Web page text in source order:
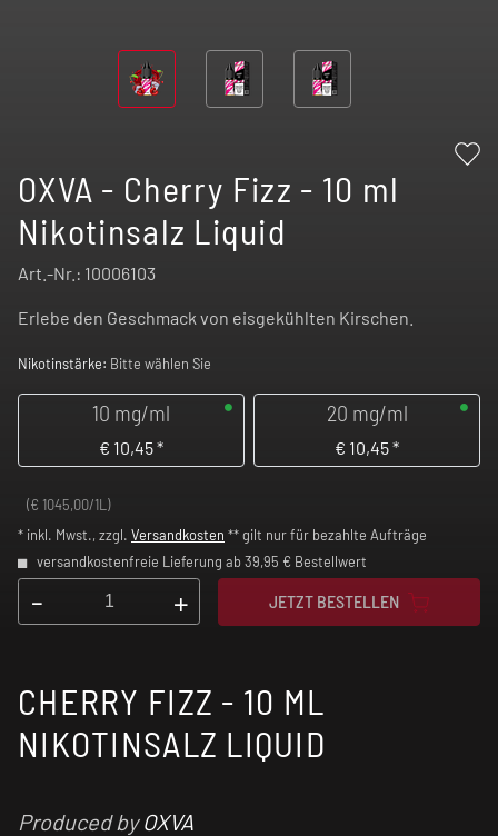
OXVA - Cherry Fizz - 10 ml
Nikotinsalz Liquid
Art.-Nr.: 10006103
Erlebe den Geschmack von eisgekühlten Kirschen.
Nikotinstärke: Bitte wählen Sie
10 mg/ml
€ 10,45*
20 mg/ml
€ 10,45*
(€ 1045,00/1L)
* inkl. Mwst., zzgl. Versandkosten ** gilt nur für bezahlte Aufträge
versandkostenfreie Lieferung ab 39,95 € Bestellwert
- + JETZT BESTELLEN
CHERRY FIZZ - 10 ML
NIKOTINSALZ LIQUID
Produced byOXVA